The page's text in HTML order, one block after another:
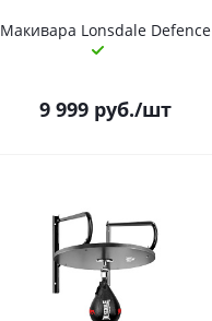
Макивара Lonsdale Defence
9 999 руб./шт